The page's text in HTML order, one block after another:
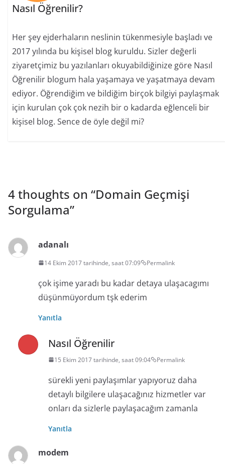
Nasıl Öğrenilir?
Her şey ejderhaların neslinin tükenmesiyle başladı ve
2017 yılında bu kişisel blog kuruldu. Sizler değerli
ziyaretçimiz bu yazılanları okuyabildiğinize göre Nasıl
Öğrenilir blogum hala yaşamaya ve yaşatmaya devam
ediyor. Öğrendiğim ve bildiğim birçok bilgiyi paylaşmak
için kurulan çok çok nezih bir o kadarda eğlenceli bir
kişisel blog. Sence de öyle değil mi?
4 thoughts on “Domain Geçmişi
Sorgulama”
adanalı
14 Ekim 2017 tarihinde, saat 07:09 Permalink
çok işime yaradı bu kadar detaya ulaşacagımı
düşünmüyordum tşk ederim
Yanıtla
Nasıl Öğrenilir
15 Ekim 2017 tarihinde, saat 09:04 Permalink
sürekli yeni paylaşımlar yapıyoruz daha
detaylı bilgilere ulaşacağınız hizmetler var
onları da sizlerle paylaşacağım zamanla
Yanıtla
modem